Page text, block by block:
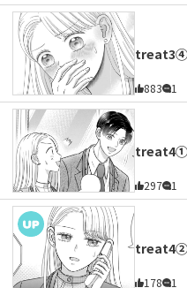
treat3④
883 1
treat4①
297 1
treat4②
178 1